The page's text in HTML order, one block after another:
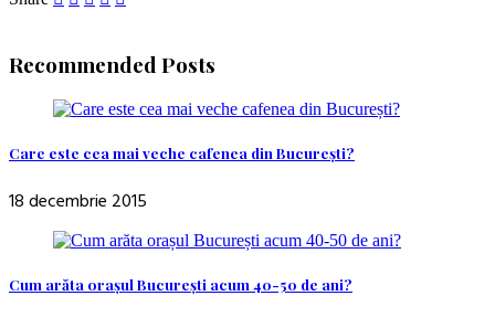
Recommended Posts
Care este cea mai veche cafenea din București?
18 decembrie 2015
Cum arăta orașul București acum 40-50 de ani?